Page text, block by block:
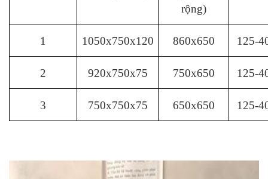
rộng)
1 1050x750x120 860x650 125-
2 920x750x75 750x650 125-
3 750x750x75 650x650 125-